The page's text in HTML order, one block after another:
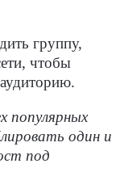
группу,
чтобы
популярных
один и
под